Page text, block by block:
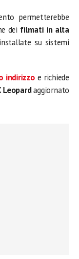
permetterebbe
dei filmati in alta
su sistemi
indirizzo e richiede
Leopardaggiornato